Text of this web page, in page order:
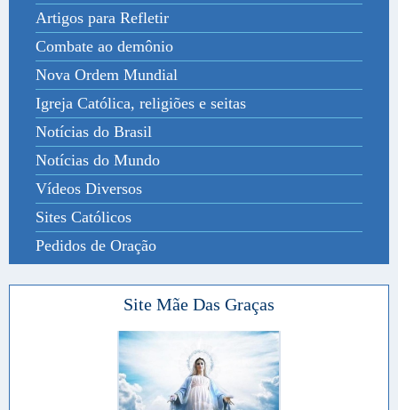
Artigos para Refletir
Combate ao demônio
Nova Ordem Mundial
Igreja Católica, religiões e seitas
Notícias do Brasil
Notícias do Mundo
Vídeos Diversos
Sites Católicos
Pedidos de Oração
Site Mãe Das Graças